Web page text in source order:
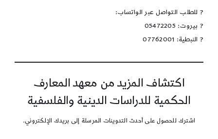
? للطلب التواصل عبر الواتساب:
? بيروت: 05472205
? النبطية: 07762001
اكتشاف المزيد من معهد المعارف
الحكمية للدراسات الدينية والفلسفية
اشترك للحصول على أحدث التدوينات المرسلة إلى بريدك الإلكتروني.